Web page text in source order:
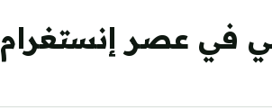
في عصر إنستغرام